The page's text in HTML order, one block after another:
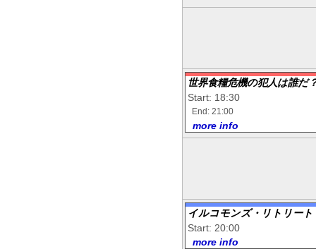
世界食糧危機の犯人は誰
Start: 18:30
End: 21:00
more info
イルコモンズ・リトリー
Start: 20:00
more info